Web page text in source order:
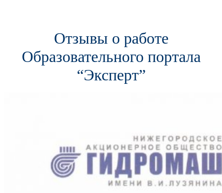
Отзывы о работе
Образовательного портала
“Эксперт”